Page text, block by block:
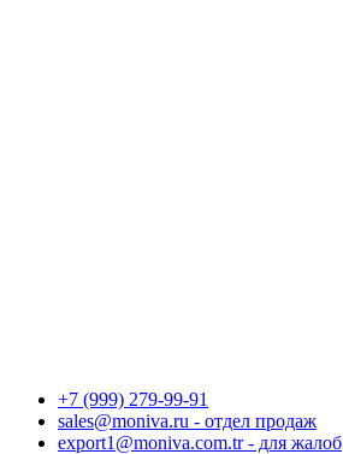
+7 (999) 279-99-91
sales@moniva.ru - отдел продаж
export1@moniva.com.tr - для жалоб